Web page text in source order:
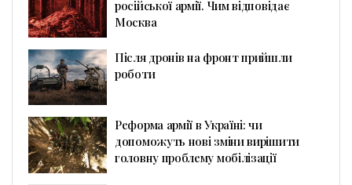
російської армії. Чим відповідає
Москва
Після дронів на фронт прийшли
роботи
Реформа армії в Україні: чи
допоможуть нові зміни вирішити
головну проблему мобілізації